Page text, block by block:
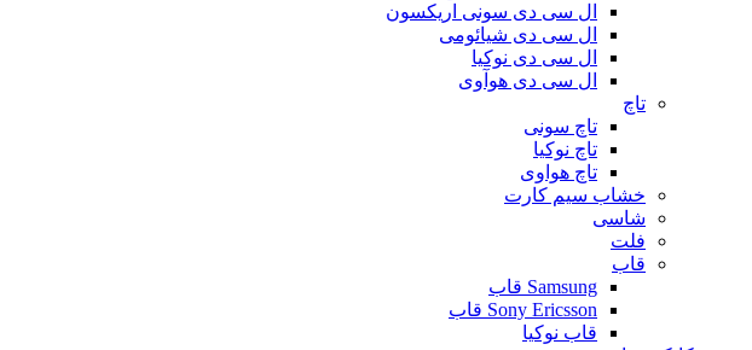
ال سی دی سونی اریکسون
ال سی دی شیائومی
ال سی دی نوکیا
ال سی دی هوآوی
تاچ
تاچ سونی
تاچ نوکیا
تاچ هواوی
خشاب سیم کارت
شاسی
فلت
قاب
Samsung قاب
Sony Ericsson قاب
قاب نوکیا